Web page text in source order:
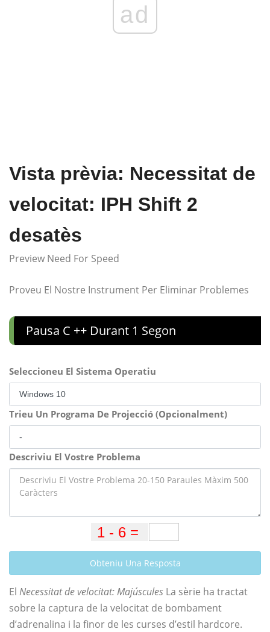
ad
Vista prèvia: Necessitat de
velocitat: IPH Shift 2
desatès
Preview Need For Speed
Proveu El Nostre Instrument Per Eliminar Problemes
Pausa C ++ Durant 1 Segon
Seleccioneu El Sistema Operatiu
Trieu Un Programa De Projecció (Opcionalment)
Descriviu El Vostre Problema
Obteniu Una Resposta
El Necessitat de velocitat: Majúscules La sèrie ha tractat
sobre la captura de la velocitat de bombament
d’adrenalina i la finor de les curses d’estil hardcore.